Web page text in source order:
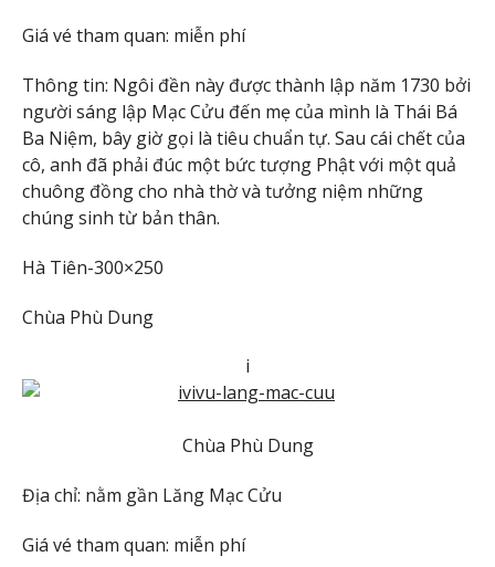
Giá vé tham quan: miễn phí
Thông tin: Ngôi đền này được thành lập năm 1730 bởi
người sáng lập Mạc Cửu đến mẹ của mình là Thái Bá
Ba Niệm, bây giờ gọi là tiêu chuẩn tự. Sau cái chết của
cô, anh đã phải đúc một bức tượng Phật với một quả
chuông đồng cho nhà thờ và tưởng niệm những
chúng sinh từ bản thân.
Hà Tiên-300×250
Chùa Phù Dung
i
Chùa Phù Dung
Địa chỉ: nằm gần Lăng Mạc Cửu
Giá vé tham quan: miễn phí